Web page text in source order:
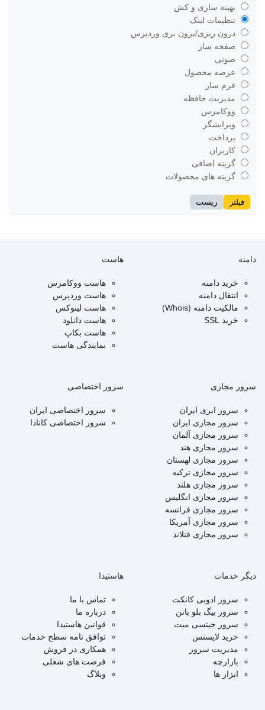
بهینه سازی و کش
تنظیمات لینک
درون ریزی/برون بری وردپرس
صفحه ساز
صوتی
عرضه محصول
فرم ساز
مدیریت حافظه
ووکامرس
ویرایشگر
پرداخت
کاربران
گزینه اضافی
گزینه های محصولات
فیلتر ریست
دامنه
خرید دامنه
انتقال دامنه
مالکیت دامنه (Whois)
خرید SSL
هاست
هاست ووکامرس
هاست وردپرس
هاست لینوکس
هاست دانلود
هاست بکاپ
نمایندگی هاست
سرور مجازی
سرور ابری ایران
سرور مجازی ایران
سرور مجازی آلمان
سرور مجازی هند
سرور مجازی لهستان
سرور مجازی ترکیه
سرور مجازی هلند
سرور مجازی انگلیس
سرور مجازی فرانسه
سرور مجازی آمریکا
سرور مجازی فنلاند
سرور اختصاصی
سرور اختصاصی ایران
سرور اختصاصی کانادا
دیگر خدمات
سرور ادوبی کانکت
سرور بیگ بلو باتن
سرور جیتسی میت
خرید لایسنس
مدیریت سرور
بازارچه
ابزار ها
هاستیدا
تماس با ما
درباره ما
قوانین هاستیدا
توافق نامه سطح خدمات
همکاری در فروش
فرصت های شغلی
وبلاگ